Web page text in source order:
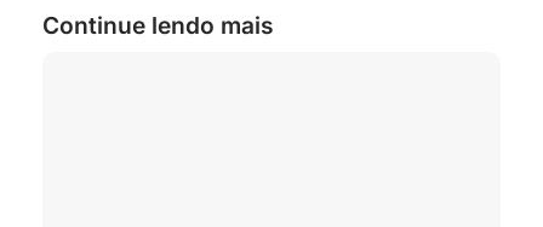
Continue lendo mais